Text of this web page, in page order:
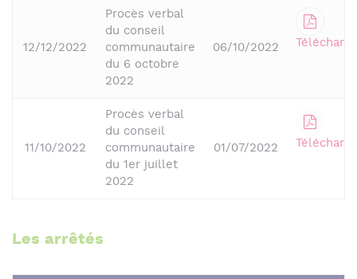
12/12/2022
Procès verbal
du conseil
communautaire
du 6 octobre
2022
06/10/2022
11/10/2022
Procès verbal
du conseil
communautaire
du 1er juillet
2022
01/07/2022
Les arrêtés